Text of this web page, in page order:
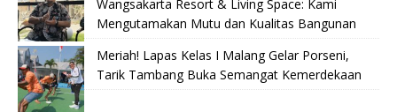
Wangsakarta Resort & Living Space: Kami
Mengutamakan Mutu dan Kualitas Bangunan
Meriah! Lapas Kelas I Malang Gelar Porseni,
Tarik Tambang Buka Semangat Kemerdekaan